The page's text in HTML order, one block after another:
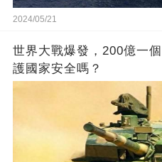
2024/05/21
世界大戰爆發，200億一
護國家安全嗎？